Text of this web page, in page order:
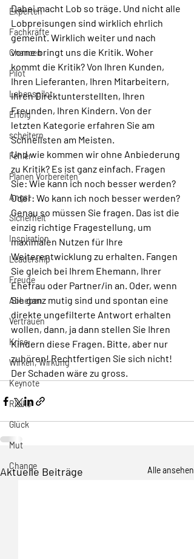
Experten
Fachkräfte
Chancen
Pilot
Lebenspilot
Erfolg
scheitern
Fehler
Planen Vorbereiten
Angst
Sicherheit
Inspiration
Leadership
Freude
Abheben
Vertrauen
Krise
Wirken, Wirkung
Keynote
Risiko
Glück
Mut
Change
Dabei macht Lob so träge. Und nicht alle
Lobpreisungen sind wirklich ehrlich
gemeint. Wirklich weiter und nach
vorne bringt uns die Kritik. Woher
kommt die Kritik? Von Ihren Kunden,
Ihren Lieferanten, Ihren Mitarbeitern,
Ihren Direktunterstellten, Ihren
Freunden, Ihren Kindern. Von der
letzten Kategorie erfahren Sie am
Schnellsten am Meisten.
Und wie kommen wir ohne Anbiederung
zu Kritik? Es ist ganz einfach. Fragen
Sie: Wie kann ich noch besser werden?
Oder: Wo kann ich noch besser werden?
Genau so müssen Sie fragen. Das ist die
einzig richtige Fragestellung, um
maximalen Nutzen für Ihre
Weiterentwicklung zu erhalten. Fangen
Sie gleich bei Ihrem Ehemann, Ihrer
Ehefrau oder Partner/in an. Oder, wenn
Sie ganz mutig sind und spontan eine
direkte ungefilterte Antwort erhalten
wollen, dann, ja dann stellen Sie Ihren
Kindern diese Fragen. Bitte, aber nur
zuhören! Rechtfertigen Sie sich nicht!
Der Schaden wäre zu gross.
Aktuelle Beiträge Alle ansehen